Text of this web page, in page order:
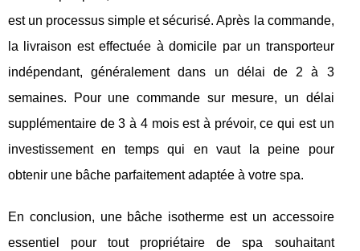
est un processus simple et sécurisé. Après la commande,
la livraison est effectuée à domicile par un transporteur
indépendant, généralement dans un délai de 2 à 3
semaines. Pour une commande sur mesure, un délai
supplémentaire de 3 à 4 mois est à prévoir, ce qui est un
investissement en temps qui en vaut la peine pour
obtenir une bâche parfaitement adaptée à votre spa.
En conclusion, une bâche isotherme est un accessoire
essentiel pour tout propriétaire de spa souhaitant